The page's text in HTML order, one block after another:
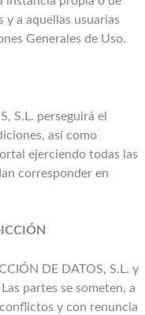
y a aquellas usuarias
Generales de Uso.
S.L. perseguirá el
así como
ejerciendo todas las
corresponder en
DE DATOS, S.L. y
partes se someten, a
y con renuncia